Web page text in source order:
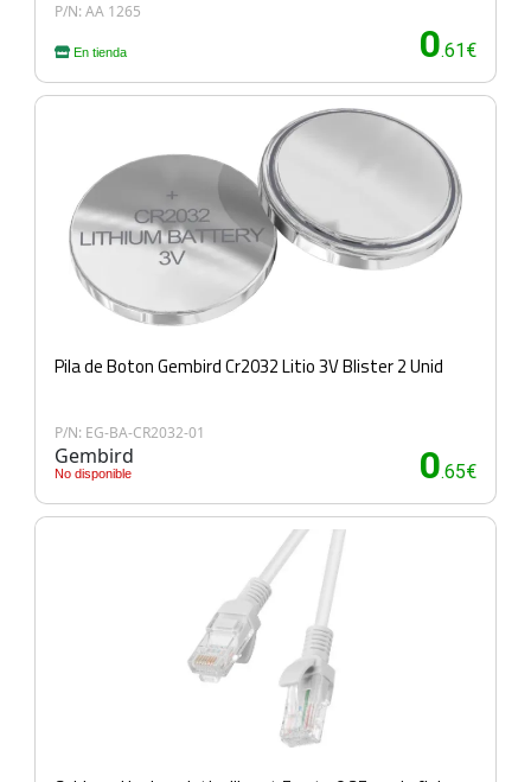
P/N: AA 1265
En tienda 0.61€
Pila de Boton Gembird Cr2032 Litio 3V Blister 2 Unid
P/N: EG-BA-CR2032-01
Gembird
No disponible 0.65€